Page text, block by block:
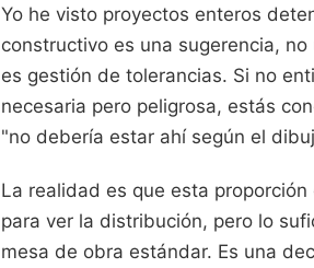
Yo he visto proyectos enteros
constructivo es una sugerencia,
es gestión de tolerancias. Si no
necesaria pero peligrosa, estás
"no debería estar ahí según el
La realidad es que esta
para ver la distribución, pero lo
mesa de obra estándar. Es una